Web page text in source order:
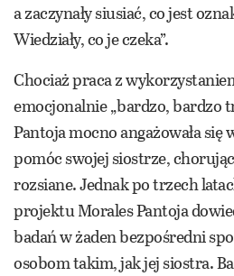
a zaczynały siusiać, co jest
Wiedziały, co je czeka”.
Chociaż praca z
emocjonalnie „bardzo, bardzo
Pantoja mocno angażowała się
pomóc swojej siostrze,
rozsiane. Jednak po trzech
projektu Morales Pantoja
badań w żaden bezpośredni
osobom takim, jak jej siostra.